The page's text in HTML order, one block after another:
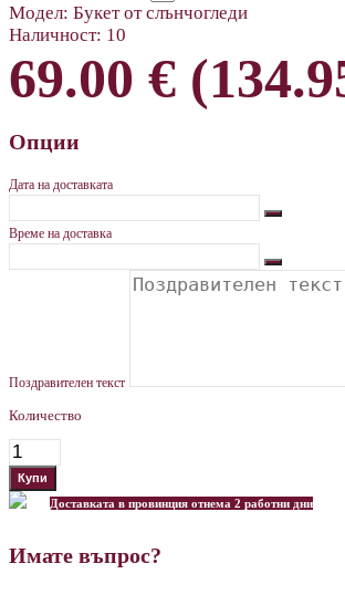
Модел: Букет от слънчогледи
Наличност: 10
69.00 €
Опции
Дата на доставката
Време на доставка
Поздравителен текст
Количество
Доставката в провинция отнема 2 работни дни
Имате въпрос?